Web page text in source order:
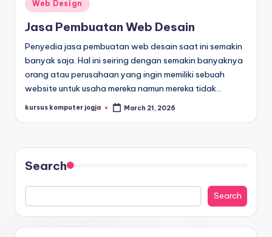
Web Design
Jasa Pembuatan Web Desain
Penyedia jasa pembuatan web desain saat ini semakin
banyak saja. Hal ini seiring dengan semakin banyaknya
orang atau perusahaan yang ingin memiliki sebuah
website untuk usaha mereka namun mereka tidak…
kursus komputer jogja March 21, 2026
Search
Search